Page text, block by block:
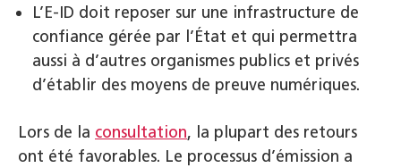
L’E-ID doit reposer sur une infrastructure de
confiance gérée par l’État et qui permettra
aussi à d’autres organismes publics et privés
d’établir des moyens de preuve numériques.
Lors de la consultation, la plupart des retours
ont été favorables. Le processus d’émission a